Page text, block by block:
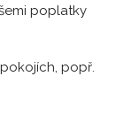
poplatky
popř.